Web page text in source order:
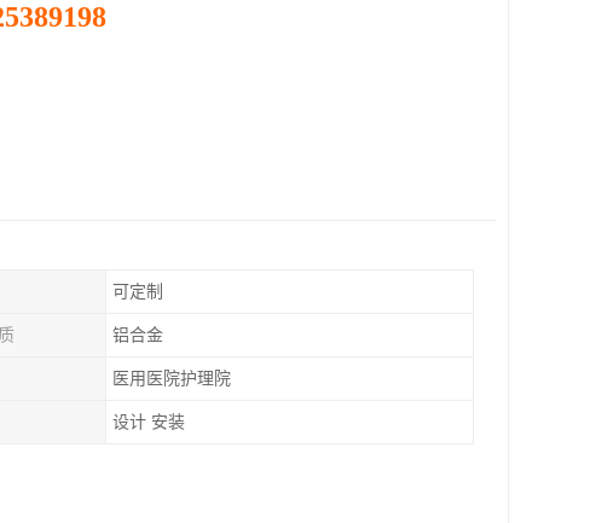
可定制
铝合金
医用医院护理院
设计 安装